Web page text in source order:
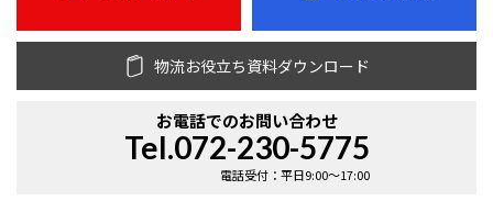
物流お役立ち資料ダウンロード
お電話でのお問い合わせ
Tel.072-230-5775
電話受付：平日9:00〜17:00